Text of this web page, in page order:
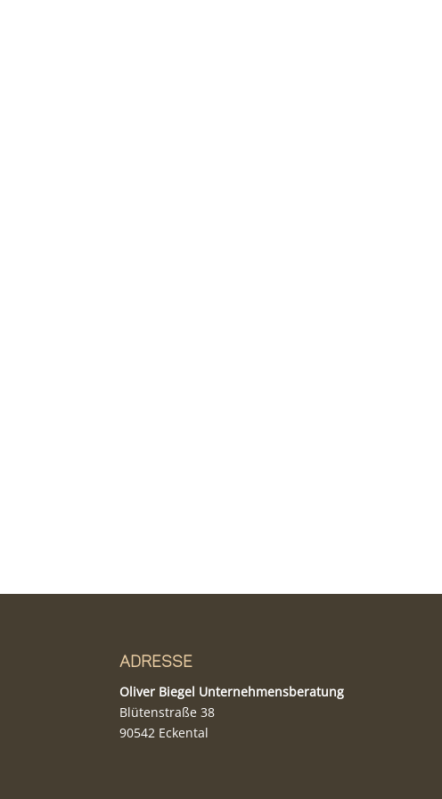
Adresse
Oliver Biegel Unternehmensberatung
Blütenstraße 38
90542 Eckental